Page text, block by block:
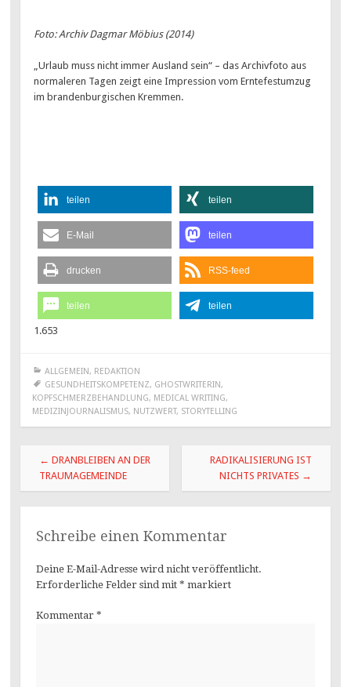
Foto: Archiv Dagmar Möbius (2014)
„Urlaub muss nicht immer Ausland sein“ – das Archivfoto aus
normaleren Tagen zeigt eine Impression vom Erntefestumzug
im brandenburgischen Kremmen.
teilen teilen
E-Mail teilen
drucken RSS-feed
teilen teilen
1.653
ALLGEMEIN, REDAKTION
GESUNDHEITSKOMPETENZ, GHOSTWRITERIN,
KOPFSCHMERZBEHANDLUNG, MEDICAL WRITING,
MEDIZINJOURNALISMUS, NUTZWERT, STORYTELLING
Beitragsnavigation
← DRANBLEIBEN AN DER
TRAUMAGEMEINDE
RADIKALISIERUNG IST
NICHTS PRIVATES →
Schreibe einen Kommentar
Deine E-Mail-Adresse wird nicht veröffentlicht.
Erforderliche Felder sind mit * markiert
Kommentar *